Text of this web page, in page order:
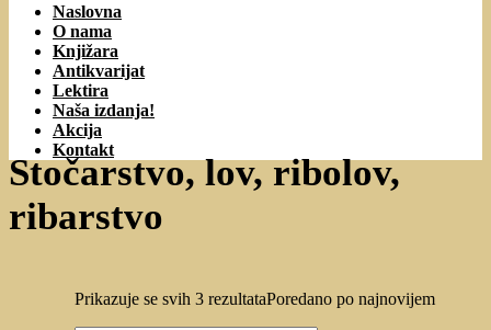
Naslovna
O nama
Knjižara
Antikvarijat
Lektira
Naša izdanja!
Akcija
Kontakt
Stočarstvo, lov, ribolov,
ribarstvo
Prikazuje se svih 3 rezultataPoredano po najnovijem